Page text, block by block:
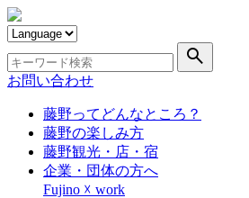
search
お問い合わせ
藤野ってどんなところ？
藤野の楽しみ方
藤野観光・店・宿
企業・団体の方へ
Fujino ☓ work